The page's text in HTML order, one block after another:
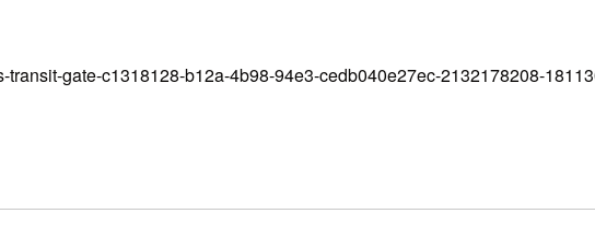
gate-c1318128-b12a-4b98-94e3-cedb040e27ec-2132178208-